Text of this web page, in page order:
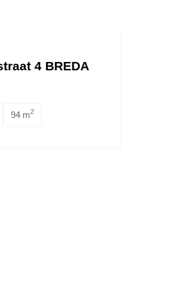
4 BREDA
94 m2